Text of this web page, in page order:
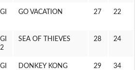
22
27
GO VACATION
24
28
SEA OF THIEVES
34
29
DONKEY KONG